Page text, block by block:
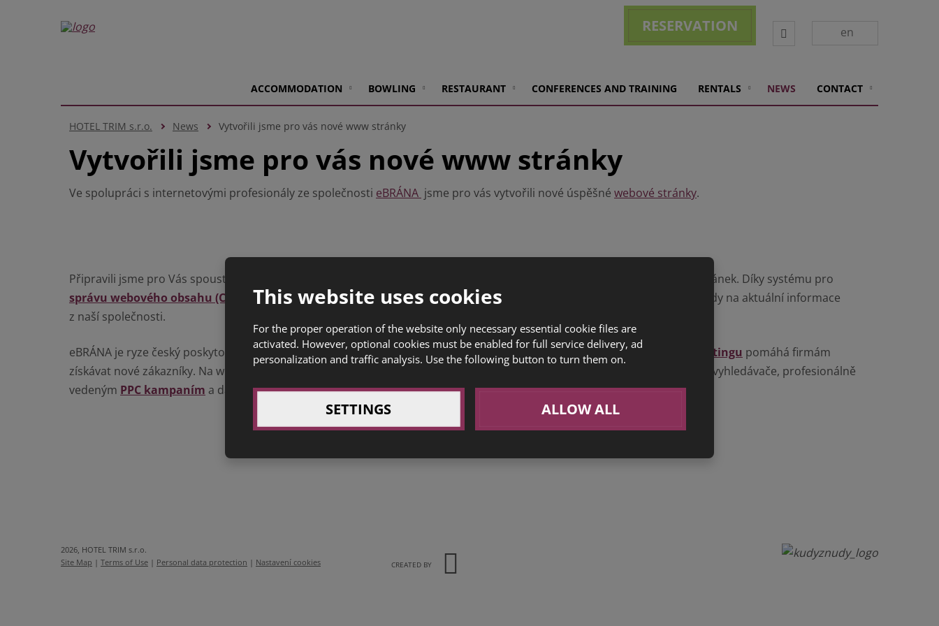
ACCOMMODATION BOWLING RESTAURANT CONFERENCES AND TRAINING RENTALS NEWS CONTACT
Vyhledávání
en
RESERVATION
HOTEL TRIM s.r.o. News Vytvořili jsme pro vás nové www stránky
Vytvořili jsme pro vás nové www stránky
Ve spolupráci s internetovými profesionály ze společnosti eBRÁNA jsme pro vás vytvořili nové úspěšné webové stránky.
Připravili jsme pro Vás spoustu zajímavého obsahu, originální grafiku a hlavně přehlednou strukturu nových webových stránek. Díky systému pro
správu webového obsahu (CMS)
WebArchitect můžeme prezentaci sami a jednoduše aktualizovat. Tak se můžete těšit vždy na aktuální informace
z naší společnosti.
eBRÁNA je ryze český poskytovatel internetových řešení. Díky službámtvorby webových stránekainternetového marketingu pomáhá firmám
získávat nové zákazníky. Na weby klientů přivádí přes 1 milion návštěvníků měsíčně pomocí vyspělé
pro vyhledávače, profesionálně
vedeným PPC kampaním a dalším nástrojůminternetového marketingu.
2026, HOTEL TRIM s.r.o.
Site Map | Terms of Use | Personal data protection | Nastavení cookies CREATED BY
This website uses cookies
For the proper operation of the website only necessary essential cookie files are
activated. However, optional cookies must be enabled for full service delivery, ad
personalization and traffic analysis. Use the following button to turn them on.
SETTINGS ALLOW ALL